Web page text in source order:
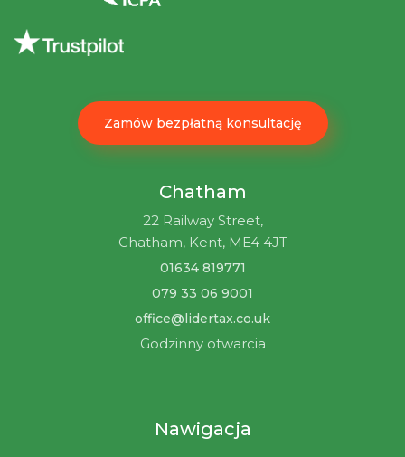
Zamów bezpłatną konsultację
Chatham
22 Railway Street,
Chatham, Kent, ME4 4JT
01634 819771
079 33 06 9001
office@lidertax.co.uk
Godzinny otwarcia
Nawigacja